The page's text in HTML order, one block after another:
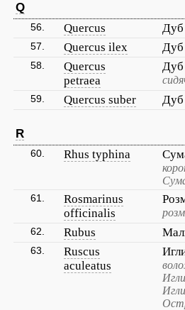
Q
56. Quercus Дуб
57. Quercus ilex Дуб
58.
Quercus
petraea
Дуб
59. Quercus suber Дуб
R
60. Rhus typhina
61.
Rosmarinus
officinalis
62. Rubus
63.
Ruscus
aculeatus